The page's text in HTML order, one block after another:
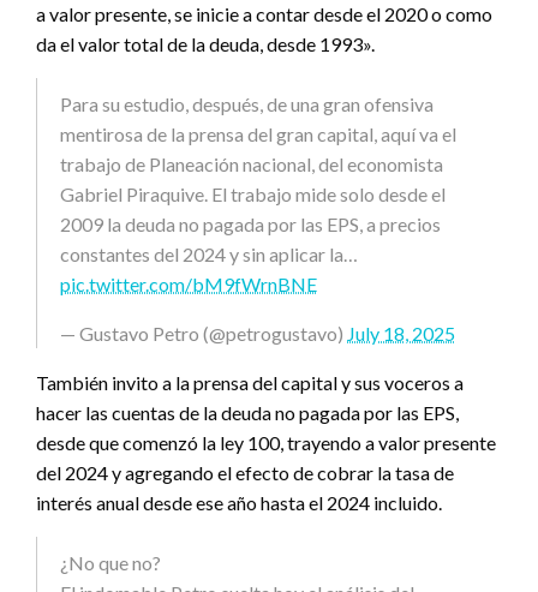
a valor presente, se inicie a contar desde el 2020 o como
da el valor total de la deuda, desde 1993».
Para su estudio, después, de una gran ofensiva
mentirosa de la prensa del gran capital, aquí va el
trabajo de Planeación nacional, del economista
Gabriel Piraquive. El trabajo mide solo desde el
2009 la deuda no pagada por las EPS, a precios
constantes del 2024 y sin aplicar la…
pic.twitter.com/bM9fWrnBNE
— Gustavo Petro (@petrogustavo) July 18, 2025
También invito a la prensa del capital y sus voceros a
hacer las cuentas de la deuda no pagada por las EPS,
desde que comenzó la ley 100, trayendo a valor presente
del 2024 y agregando el efecto de cobrar la tasa de
interés anual desde ese año hasta el 2024 incluido.
¿No que no?